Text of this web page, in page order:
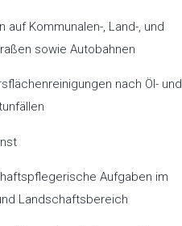
auf Kommunalen-, Land-, und
sowie Autobahnen
nach Öl- und
Aufgaben im
Landschaftsbereich